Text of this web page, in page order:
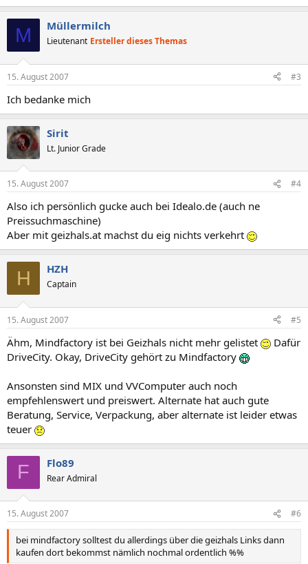
M Müllermilch
Lieutenant Ersteller dieses Themas
15. August 2007 #3
Ich bedanke mich
Sirit
Lt. Junior Grade
15. August 2007 #4
Also ich persönlich gucke auch bei Idealo.de (auch ne
Preissuchmaschine)
Aber mit geizhals.at machst du eig nichts verkehrt
H HZH
Captain
15. August 2007 #5
Ähm, Mindfactory ist bei Geizhals nicht mehr gelistet
Dafür
DriveCity. Okay, DriveCity gehört zu Mindfactory
Ansonsten sind MIX und VVComputer auch noch
empfehlenswert und preiswert. Alternate hat auch gute
Beratung, Service, Verpackung, aber alternate ist leider etwas
teuer
F Flo89
Rear Admiral
15. August 2007 #6
bei mindfactory solltest du allerdings über die geizhals Links dann
kaufen dort bekommst nämlich nochmal ordentlich %%